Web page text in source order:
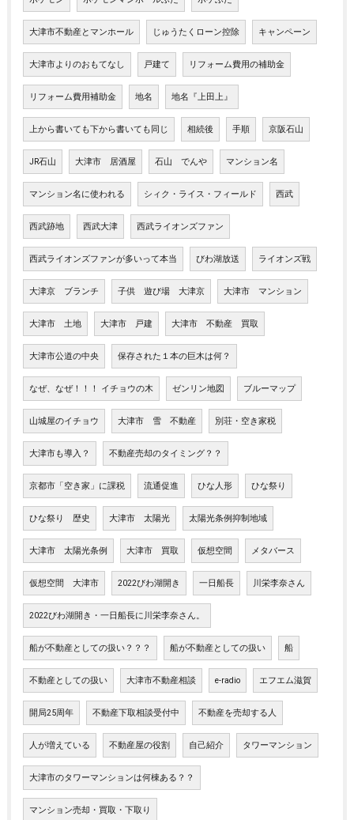
大津市不動産とマンホール じゅうたくローン控除 キャンペーン
大津市よりのおもてなし 戸建て リフォーム費用の補助金
リフォーム費用補助金 地名 地名『上田上』
上から書いても下から書いても同じ 相続後 手順 京阪石山
JR石山 大津市 居酒屋 石山 でんや マンション名
マンション名に使われる シィク・ライス・フィールド 西武
西武跡地 西武大津 西武ライオンズファン
西武ライオンズファンが多いって本当 びわ湖放送 ライオンズ戦
大津京 ブランチ 子供 遊び場 大津京 大津市 マンション
大津市 土地 大津市 戸建 大津市 不動産 買取
大津市公道の中央 保存された１本の巨木は何？
なぜ、なぜ！！！ イチョウの木 ゼンリン地図 ブルーマップ
山城屋のイチョウ 大津市 雪 不動産 別荘・空き家税
大津市も導入？ 不動産売却のタイミング？？
京都市「空き家」に課税 流通促進 ひな人形 ひな祭り
ひな祭り 歴史 大津市 太陽光 太陽光条例抑制地域
大津市 太陽光条例 大津市 買取 仮想空間 メタバース
仮想空間 大津市 2022びわ湖開き 一日船長 川栄李奈さん
2022びわ湖開き・一日船長に川栄李奈さん。
船が不動産としての扱い？？？ 船が不動産としての扱い 船
不動産としての扱い 大津市不動産相談 e-radio エフエム滋賀
開局25周年 不動産下取相談受付中 不動産を売却する人
人が増えている 不動産屋の役割 自己紹介 タワーマンション
大津市のタワーマンションは何棟ある？？
マンション売却・買取・下取り